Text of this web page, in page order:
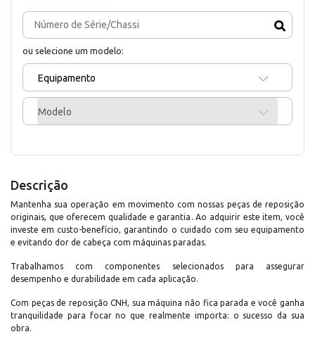
ou selecione um modelo:
Equipamento
Modelo
Descrição
Mantenha sua operação em movimento com nossas peças de reposição
originais, que oferecem qualidade e garantia. Ao adquirir este item, você
investe em custo-benefício, garantindo o cuidado com seu equipamento
e evitando dor de cabeça com máquinas paradas.
Trabalhamos com componentes selecionados para assegurar
desempenho e durabilidade em cada aplicação.
Com peças de reposição CNH, sua máquina não fica parada e você ganha
tranquilidade para focar no que realmente importa: o sucesso da sua
obra.